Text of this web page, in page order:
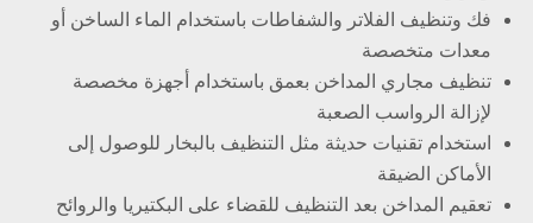
فك وتنظيف الفلاتر والشفاطات باستخدام الماء الساخن أو
معدات متخصصة
تنظيف مجاري المداخن بعمق باستخدام أجهزة مخصصة
لإزالة الرواسب الصعبة
استخدام تقنيات حديثة مثل التنظيف بالبخار للوصول إلى
الأماكن الضيقة
تعقيم المداخن بعد التنظيف للقضاء على البكتيريا والروائح